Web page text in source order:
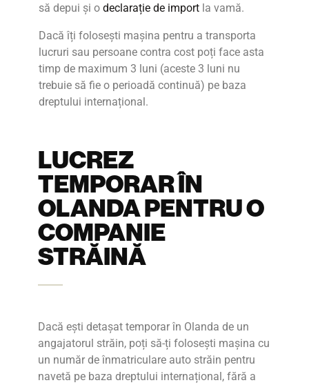
să depui și o declarație de import la vamă.
Dacă îți folosești mașina pentru a transporta
lucruri sau persoane contra cost poți face asta
timp de maximum 3 luni (aceste 3 luni nu
trebuie să fie o perioadă continuă) pe baza
dreptului internațional.
LUCREZ
TEMPORAR ÎN
OLANDA PENTRU O
COMPANIE
STRĂINĂ
Dacă ești detașat temporar în Olanda de un
angajatorul străin, poți să-ți folosești mașina cu
un număr de înmatriculare auto străin pentru
navetă pe baza dreptului internațional, fără a